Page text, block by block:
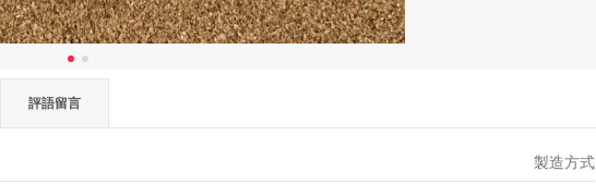
評語留言
製造方式